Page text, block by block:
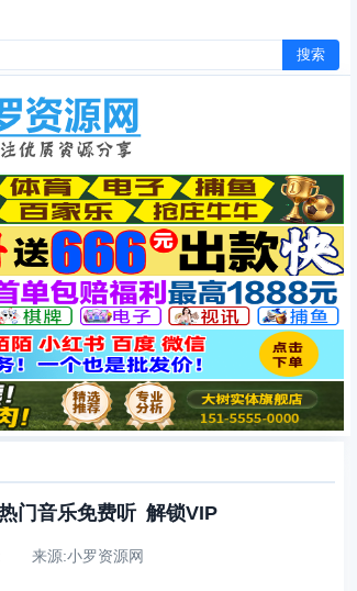
门音乐免费听 解锁VIP
源:小罗资源网